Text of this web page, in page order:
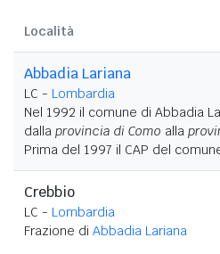
Località
Abbadia Lariana
LC - Lombardia
Nel 1992 il comune di Abbadia
dalla provincia di Como alla
Prima del 1997 il CAP del
Crebbio
LC - Lombardia
Frazione di Abbadia Lariana